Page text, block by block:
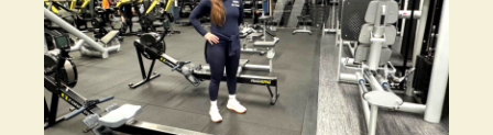
Konsernin vastuullisuusraportti on laadittu mukaillen
EFRAG:n (European Financial Reporting Advisory
Group) joulukuussa 2025 julkaisemia
yksinkertaistettuja ESRS-standardeja. Päätös perustuu
haluun…